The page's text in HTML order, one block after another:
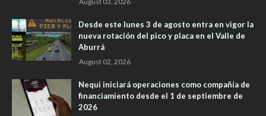
Desde este lunes 3 de agosto entra en vigor la
nueva rotación del pico y placa en el Valle de
Aburrá
August 02, 2026
Nequi iniciará operaciones como compañía de
financiamiento desde el 1 de septiembre de
2026